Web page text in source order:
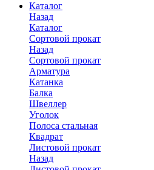
Каталог
Назад
Каталог
Сортовой прокат
Назад
Сортовой прокат
Арматура
Катанка
Балка
Швеллер
Уголок
Полоса стальная
Квадрат
Листовой прокат
Назад